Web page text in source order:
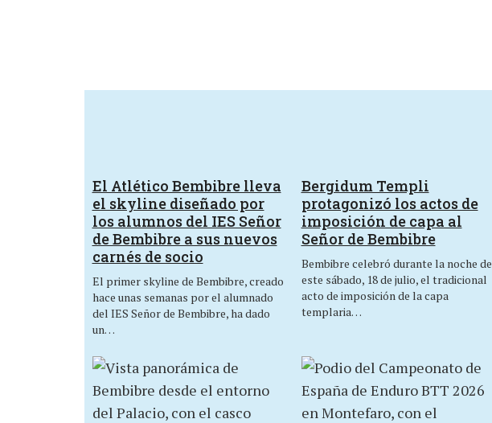
El Atlético Bembibre lleva
el skyline diseñado por
los alumnos del IES Señor
de Bembibre a sus nuevos
carnés de socio
El primer skyline de Bembibre, creado
hace unas semanas por el alumnado
del IES Señor de Bembibre, ha dado
un…
Bergidum Templi
protagonizó los actos de
imposición de capa al
Señor de Bembibre
Bembibre celebró durante la noche de
este sábado, 18 de julio, el tradicional
acto de imposición de la capa
templaria…